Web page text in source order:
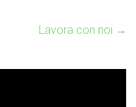
Lavora con noi →